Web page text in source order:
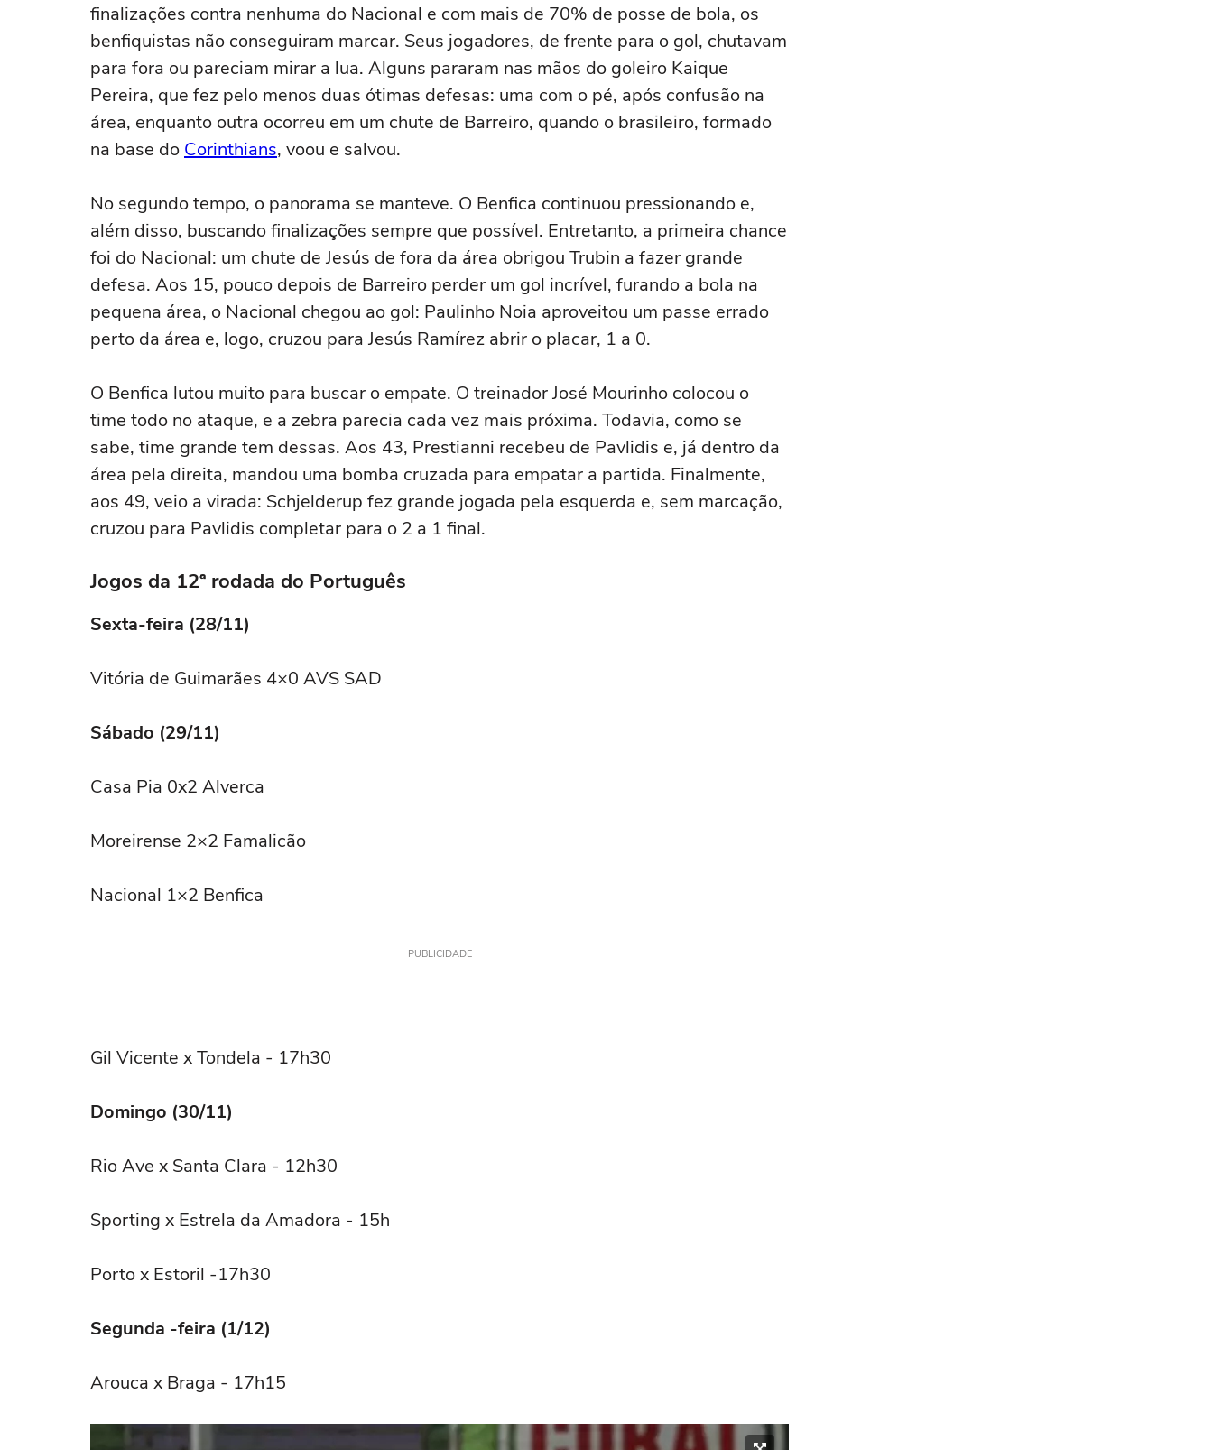
finalizações contra nenhuma do Nacional e com mais de 70% de posse de bola, os
benfiquistas não conseguiram marcar. Seus jogadores, de frente para o gol, chutavam
para fora ou pareciam mirar a lua. Alguns pararam nas mãos do goleiro Kaique
Pereira, que fez pelo menos duas ótimas defesas: uma com o pé, após confusão na
área, enquanto outra ocorreu em um chute de Barreiro, quando o brasileiro, formado
na base do Corinthians, voou e salvou.
No segundo tempo, o panorama se manteve. O Benfica continuou pressionando e,
além disso, buscando finalizações sempre que possível. Entretanto, a primeira chance
foi do Nacional: um chute de Jesús de fora da área obrigou Trubin a fazer grande
defesa. Aos 15, pouco depois de Barreiro perder um gol incrível, furando a bola na
pequena área, o Nacional chegou ao gol: Paulinho Noia aproveitou um passe errado
perto da área e, logo, cruzou para Jesús Ramírez abrir o placar, 1 a 0.
O Benfica lutou muito para buscar o empate. O treinador José Mourinho colocou o
time todo no ataque, e a zebra parecia cada vez mais próxima. Todavia, como se
sabe, time grande tem dessas. Aos 43, Prestianni recebeu de Pavlidis e, já dentro da
área pela direita, mandou uma bomba cruzada para empatar a partida. Finalmente,
aos 49, veio a virada: Schjelderup fez grande jogada pela esquerda e, sem marcação,
cruzou para Pavlidis completar para o 2 a 1 final.
Jogos da 12ª rodada do Português
Sexta-feira (28/11)
Vitória de Guimarães 4×0 AVS SAD
Sábado (29/11)
Casa Pia 0x2 Alverca
Moreirense 2×2 Famalicão
Nacional 1×2 Benfica
PUBLICIDADE
Gil Vicente x Tondela - 17h30
Domingo (30/11)
Rio Ave x Santa Clara - 12h30
Sporting x Estrela da Amadora - 15h
Porto x Estoril -17h30
Segunda -feira (1/12)
Arouca x Braga - 17h15